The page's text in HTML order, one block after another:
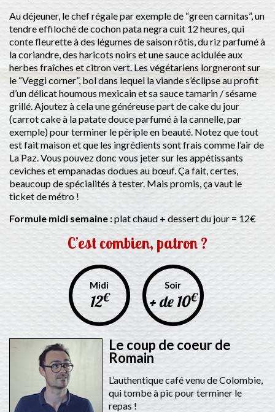
Au déjeuner, le chef régale par exemple de “green carnitas”, un
tendre effiloché de cochon pata negra cuit 12 heures, qui
conte fleurette à des légumes de saison rôtis, du riz parfumé à
la coriandre, des haricots noirs et une sauce acidulée aux
herbes fraîches et citron vert. Les végétariens lorgneront sur
le “Veggi corner”, bol dans lequel la viande s’éclipse au profit
d’un délicat houmous mexicain et sa sauce tamarin / sésame
grillé. Ajoutez à cela une généreuse part de cake du jour
(carrot cake à la patate douce parfumé à la cannelle, par
exemple) pour terminer le périple en beauté. Notez que tout
est fait maison et que les ingrédients sont frais comme l’air de
La Paz. Vous pouvez donc vous jeter sur les appétissants
ceviches et empanadas dodues au bœuf. Ça fait, certes,
beaucoup de spécialités à tester. Mais promis, ça vaut le
ticket de métro !
Formule midi semaine :plat chaud + dessert du jour = 12€
C’est combien, patron ?
Midi
12€
Soir
+ de 10€
Le coup de coeur de
Romain
L’authentique café venu de Colombie,
qui tombe à pic pour terminer le
repas !